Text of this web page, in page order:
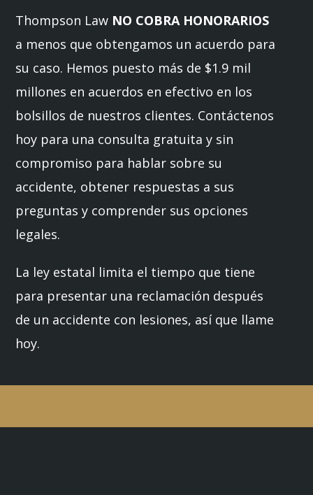
Thompson Law NO COBRA HONORARIOS
a menos que obtengamos un acuerdo para
su caso. Hemos puesto más de $1.9 mil
millones en acuerdos en efectivo en los
bolsillos de nuestros clientes. Contáctenos
hoy para una consulta gratuita y sin
compromiso para hablar sobre su
accidente, obtener respuestas a sus
preguntas y comprender sus opciones
legales.
La ley estatal limita el tiempo que tiene
para presentar una reclamación después
de un accidente con lesiones, así que llame
hoy.